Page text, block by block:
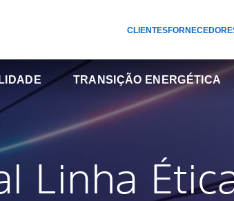
CLIENTES
TRANSIÇÃO ENERGÉTICA
Linha